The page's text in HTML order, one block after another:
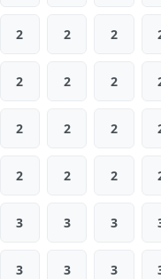
2 2 2
2 2 2
2 2 2
2 2 2
3 3 3
3 3 3